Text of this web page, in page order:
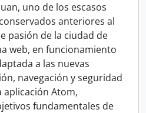
uno de los escasos
anteriores al
pasión de la ciudad de
web, en funcionamiento
a las nuevas
navegación y seguridad
aplicación Atom,
fundamentales de